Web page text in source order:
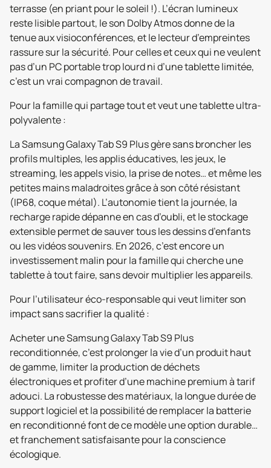
terrasse (en priant pour le soleil !). L’écran lumineux
reste lisible partout, le son Dolby Atmos donne de la
tenue aux visioconférences, et le lecteur d’empreintes
rassure sur la sécurité. Pour celles et ceux qui ne veulent
pas d’un PC portable trop lourd ni d’une tablette limitée,
c’est un vrai compagnon de travail.
Pour la famille qui partage tout et veut une tablette ultra-
polyvalente :
La Samsung Galaxy Tab S9 Plus gère sans broncher les
profils multiples, les applis éducatives, les jeux, le
streaming, les appels visio, la prise de notes… et même les
petites mains maladroites grâce à son côté résistant
(IP68, coque métal). L’autonomie tient la journée, la
recharge rapide dépanne en cas d’oubli, et le stockage
extensible permet de sauver tous les dessins d’enfants
ou les vidéos souvenirs. En 2026, c’est encore un
investissement malin pour la famille qui cherche une
tablette à tout faire, sans devoir multiplier les appareils.
Pour l’utilisateur éco-responsable qui veut limiter son
impact sans sacrifier la qualité :
Acheter une Samsung Galaxy Tab S9 Plus
reconditionnée, c’est prolonger la vie d’un produit haut
de gamme, limiter la production de déchets
électroniques et profiter d’une machine premium à tarif
adouci. La robustesse des matériaux, la longue durée de
support logiciel et la possibilité de remplacer la batterie
en reconditionné font de ce modèle une option durable…
et franchement satisfaisante pour la conscience
écologique.